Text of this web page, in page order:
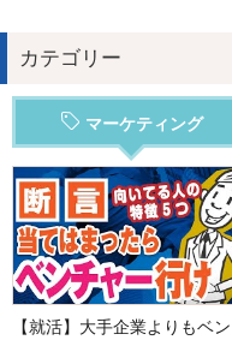
カテゴリー
マーケティング